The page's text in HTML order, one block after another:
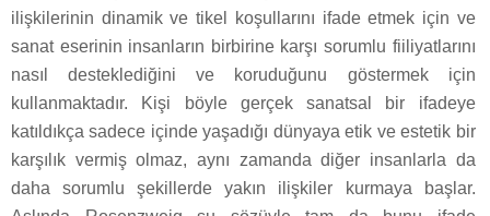
ilişkilerinin dinamik ve tikel koşullarını ifade etmek için ve
sanat eserinin insanların birbirine karşı sorumlu fiiliyatlarını
nasıl desteklediğini ve koruduğunu göstermek için
kullanmaktadır. Kişi böyle gerçek sanatsal bir ifadeye
katıldıkça sadece içinde yaşadığı dünyaya etik ve estetik bir
karşılık vermiş olmaz, aynı zamanda diğer insanlarla da
daha sorumlu şekillerde yakın ilişkiler kurmaya başlar.